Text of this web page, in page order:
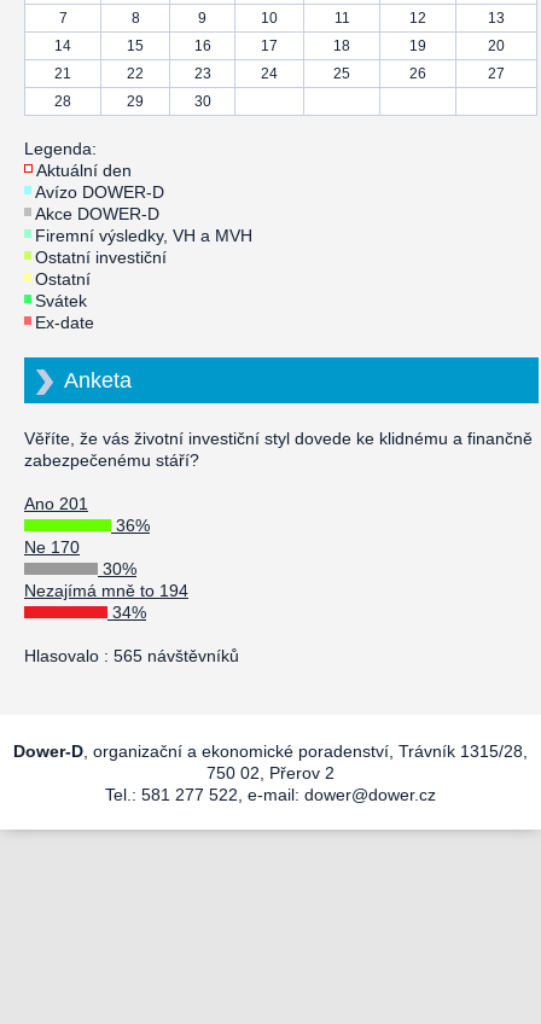
7
8 9 10 11 12
13
14
15 16 17 18 19
20
21
22 23 24 25 26
27
28
29 30
Legenda:
Aktuální den
Avízo DOWER-D
Akce DOWER-D
Firemní výsledky, VH a MVH
Ostatní investiční
Ostatní
Svátek
Ex-date
Anketa
Věříte, že vás životní investiční styl dovede ke klidnému a finančně
zabezpečenému stáří?
Ano 201
36%
Ne 170
30%
Nezajímá mně to 194
34%
Hlasovalo : 565 návštěvníků
Dower-D , organizační a ekonomické poradenství, Trávník 1315/28,
750 02, Přerov 2
Tel.: 581 277 522, e-mail: dower@dower.cz